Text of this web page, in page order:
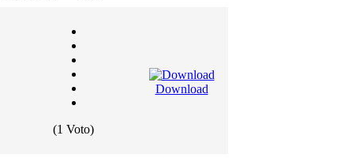
(1 Voto)
Download